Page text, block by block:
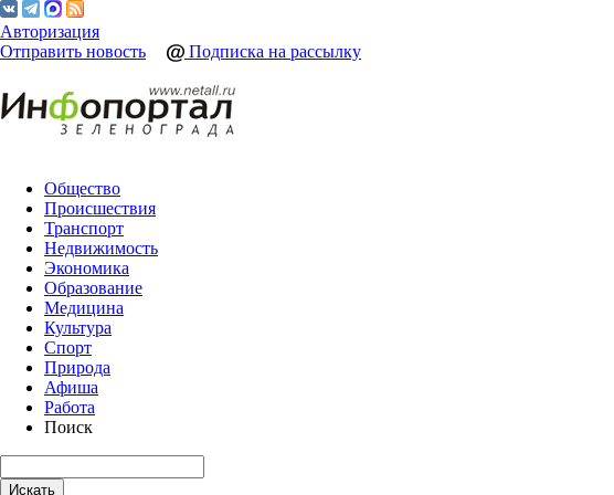
Авторизация
Отправить новость
Подписка на рассылку
Общество
Происшествия
Транспорт
Недвижимость
Экономика
Образование
Медицина
Культура
Спорт
Природа
Афиша
Работа
Поиск